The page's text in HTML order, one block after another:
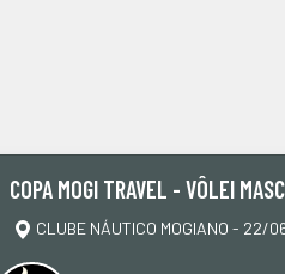
COPA MOGI TRAVEL - VÔLEI
CLUBE NÁUTICO MOGIANO - 22/